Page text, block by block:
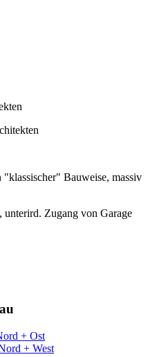
Bauweise, massiv
unterird. Zugang von Garage